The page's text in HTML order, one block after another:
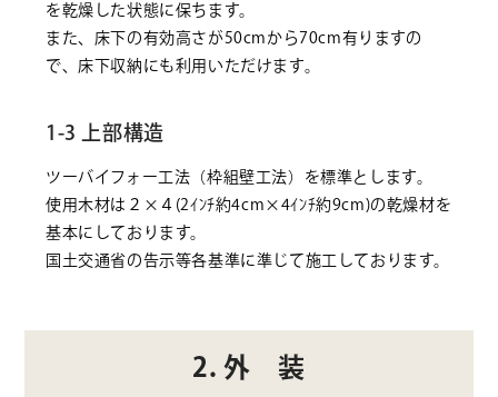
を乾燥した状態に保ちます。
また、床下の有効高さが50cmから70cm有りますの
で、床下収納にも利用いただけます。
1-3 上部構造
ツーバイフォー工法（枠組壁工法）を標準とします。
使用木材は２×４(2ｲﾝﾁ約4cm×4ｲﾝﾁ約9cm)の乾燥材を
基本にしております。
国土交通省の告示等各基準に準じて施工しております。
2. 外 装